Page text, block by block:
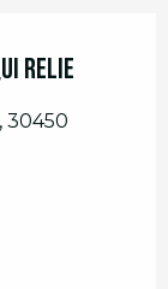
relie
30450